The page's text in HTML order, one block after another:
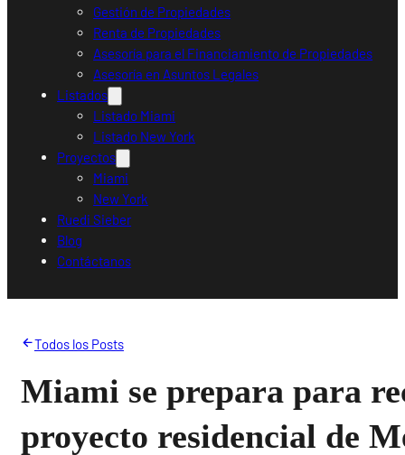
Gestión de Propiedades
Renta de Propiedades
Asesoría para el Financiamiento de Propiedades
Asesoría en Asuntos Legales
Listados
Listado Miami
Listado New York
Proyectos
Miami
New York
Ruedi Sieber
Blog
Contáctanos
Todos los Posts
Miami se prepara para
proyecto residencial de